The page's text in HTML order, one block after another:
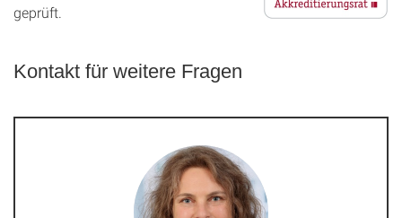
geprüft.
Kontakt für weitere Fragen